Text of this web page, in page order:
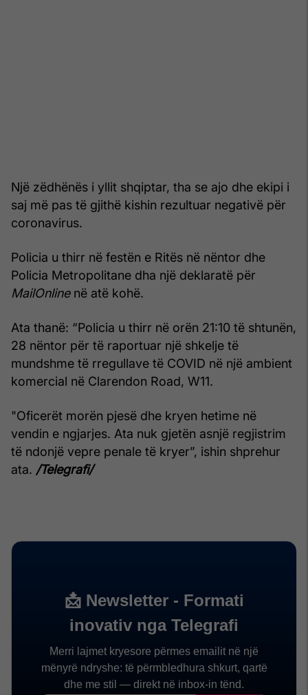
Një zëdhënës i yllit shqiptar, tha se ajo dhe ekipi i
saj më pas të gjithë kishin rezultuar negativë për
coronavirus.
Policia u thirr në festën e Ritës në nëntor dhe
Policia Metropolitane dha një deklaratë për
MailOnlinenë atë kohë.
Ata thanë: “Policia u thirr në orën 21:10 të shtunën,
28 nëntor për të raportuar një shkelje të
mundshme të rregullave të COVID në një ambient
komercial në Clarendon Road, W11.
"Oficerët morën pjesë dhe kryen hetime në
vendin e ngjarjes. Ata nuk gjetën asnjë regjistrim
të ndonjë vepre penale të kryer”, ishin shprehur
ata. /Telegrafi/